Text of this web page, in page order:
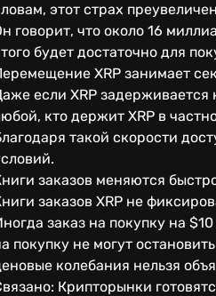
этот страх
говорит, что около 16
будет достаточно для
XRP занимает
если XRP
кто держит XRP в
такой скорости
заказов меняются
заказов XRP не
заказ на покупку на
покупку не могут
колебания нельзя
Крипторынки